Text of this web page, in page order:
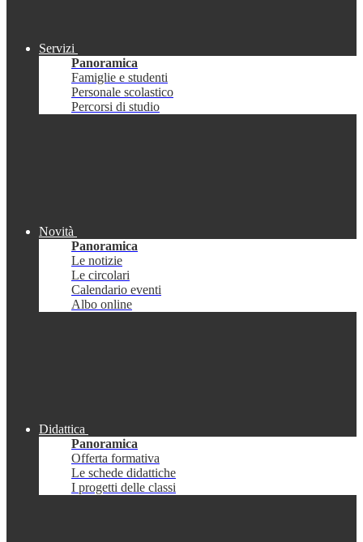
Servizi
Panoramica
Famiglie e studenti
Personale scolastico
Percorsi di studio
Novità
Panoramica
Le notizie
Le circolari
Calendario eventi
Albo online
Didattica
Panoramica
Offerta formativa
Le schede didattiche
I progetti delle classi